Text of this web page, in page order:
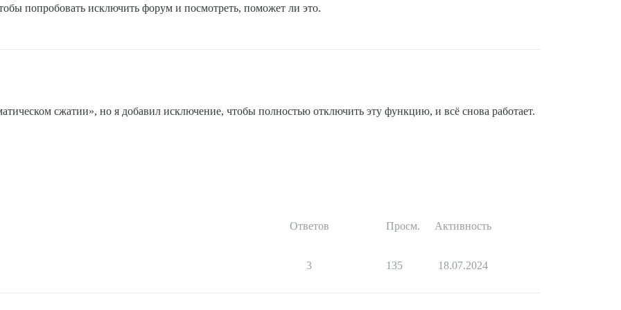
попробовать исключить форум и посмотреть, поможет ли это.
сжатии», но я добавил исключение, чтобы полностью отключить эту функцию, и всё снова работает.
Ответов Просм. Активность
3 135 18.07.2024